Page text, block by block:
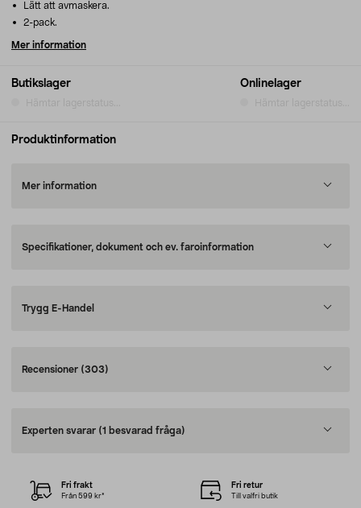
Butikslager
Hämtar lagerstatus...
Onlinelager
Hämtar lagerstatus...
Lätt att avmaskera.
2-pack.
Mer information
Produktinformation
Mer information
Specifikationer, dokument och ev. faroinformation
Trygg E-Handel
Recensioner (303)
Experten svarar (1 besvarad fråga)
Fri frakt
Från 599 kr*
Fri retur
Till valfri butik